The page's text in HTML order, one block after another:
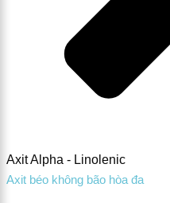
Axit Alpha - Linolenic
Axit béo không bão hòa đa